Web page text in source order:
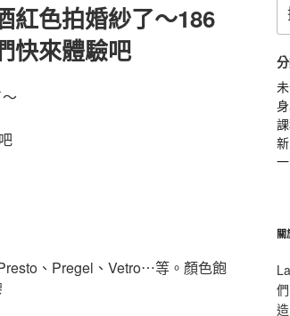
紅色拍婚紗了～186
快來體驗吧
、Pregel、Vetro⋯等。顏色飽
尋
關
鍵
關